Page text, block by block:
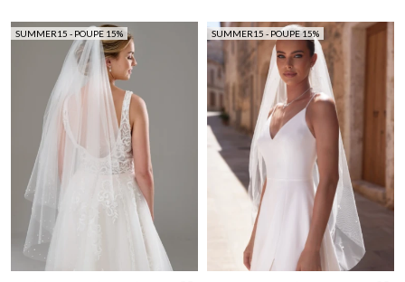
SUMMER15 - POUPE 15% SUMMER15 - POUPE 15%